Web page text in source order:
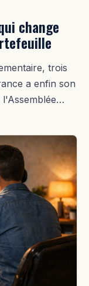
change
trois
a enfin son
l'Assemblée…